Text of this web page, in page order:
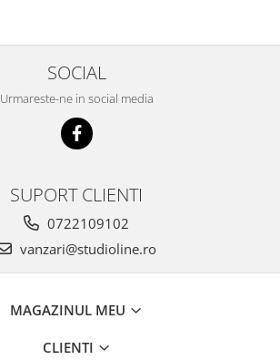
SOCIAL
Urmareste-ne in social media
SUPORT CLIENTI
0722109102
vanzari@studioline.ro
MAGAZINUL MEU
CLIENTI